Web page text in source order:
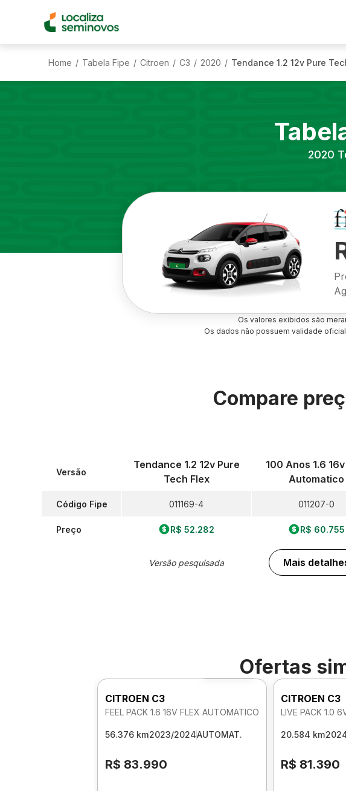
Home / Tabela Fipe / Citroen / C3 / 2020 / Tendance 1.2 12v Pure
2020
Os valores exibidos são
Os dados não possuem validade
Compare
Versão
Código Fipe
Preço
Tendance 1.2 12v Pure
Tech Flex
011169-4
R$ 52.282
Versão pesquisada
100 Anos 1.6
Automatico
011207-0
R$ 60.755
Mais
Ofertas
Foto 360º
CITROEN C3
FEEL PACK 1.6 16V FLEX AUTOMATICO
56.376 km2023/2024AUTOMAT.
R$ 83.990
CITROEN C3
LIVE PACK 1.0
20.584 km
R$ 81.390